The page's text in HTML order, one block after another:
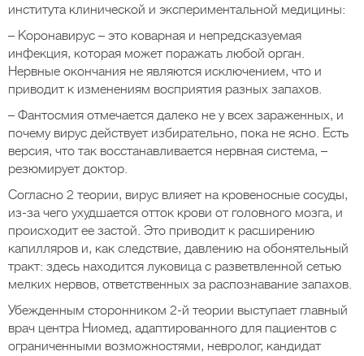
института клинической и экспериментальной медицины:
– Коронавирус – это коварная и непредсказуемая
инфекция, которая может поражать любой орган.
Нервные окончания не являются исключением, что и
приводит к изменениям восприятия разных запахов.
– Фантосмия отмечается далеко не у всех зараженных, и
почему вирус действует избирательно, пока не ясно. Есть
версия, что так восстанавливается нервная система, –
резюмирует доктор.
Согласно 2 теории, вирус влияет на кровеносные сосуды,
из-за чего ухудшается отток крови от головного мозга, и
происходит ее застой. Это приводит к расширению
капилляров и, как следствие, давлению на обонятельный
тракт: здесь находится луковица с разветвленной сетью
мелких нервов, ответственных за распознавание запахов.
Убежденным сторонником 2-й теории выступает главный
врач центра Ниомед, адаптированного для пациентов с
ограниченными возможностями, невролог, кандидат